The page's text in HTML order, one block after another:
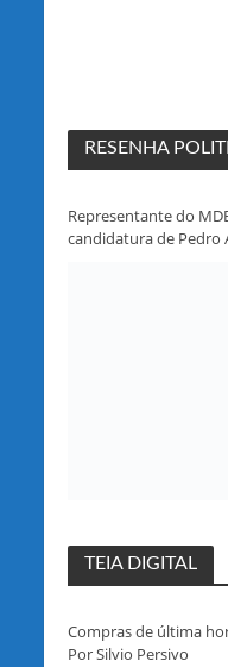
RESENHA
Representante do
candidatura de Pedro
TEIA DIGITAL
Compras de última
Por Silvio Persivo